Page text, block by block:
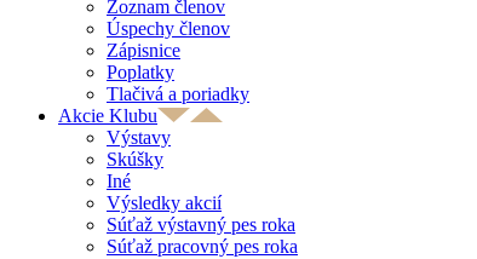
Zoznam členov
Úspechy členov
Zápisnice
Poplatky
Tlačivá a poriadky
Akcie Klubu
Výstavy
Skúšky
Iné
Výsledky akcií
Súťaž výstavný pes roka
Súťaž pracovný pes roka